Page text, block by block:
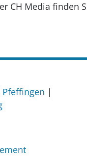
CH Media finden